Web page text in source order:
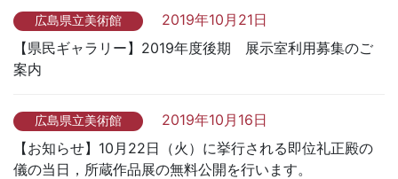
広島県立美術館
2019年10月21日
【県民ギャラリー】2019年度後期 展示室利用募集のご
案内
広島県立美術館
2019年10月16日
【お知らせ】10月22日（火）に挙行される即位礼正殿の
儀の当日，所蔵作品展の無料公開を行います。